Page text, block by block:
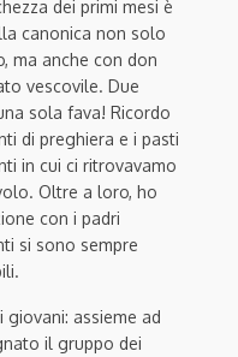
dei primi mesi è
canonica non solo
ma anche con don
vescovile. Due
sola fava! Ricordo
di preghiera e i pasti
in cui ci ritrovavamo
Oltre a loro, ho
con i padri
si sono sempre
giovani: assieme ad
il gruppo dei